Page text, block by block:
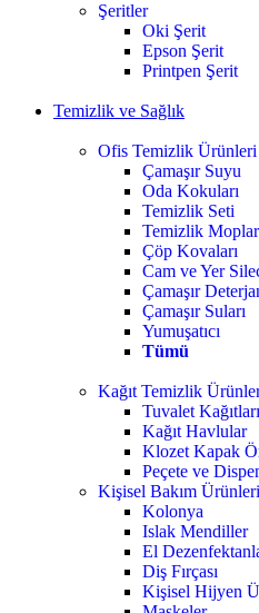
Şeritler
Oki Şerit
Epson Şerit
Printpen Şerit
Temizlik ve Sağlık
Ofis Temizlik Ürünleri
Çamaşır Suyu
Oda Kokuları
Temizlik Seti
Temizlik
Çöp Kovaları
Cam ve Yer
Çamaşır
Çamaşır Suları
Yumuşatıcı
Tümü
Kağıt Temizlik
Tuvalet Kağıtları
Kağıt Havlular
Klozet Kapak
Peçete ve
Kişisel Bakım Ürünleri
Kolonya
Islak Mendiller
El
Diş Fırçası
Kişisel Hijyen